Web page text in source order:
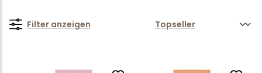
Filter anzeigen